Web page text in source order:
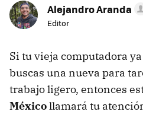
Alejandro Aranda
Editor
Si tu vieja computadora
buscas una nueva para
trabajo ligero, entonces
Méxicollamará tu